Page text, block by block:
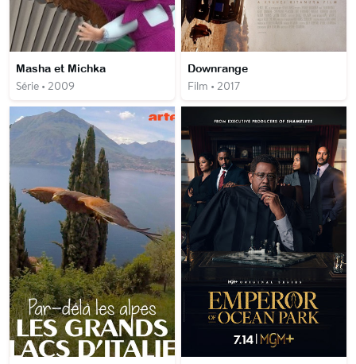
Masha et Michka
Série • 2009
Downrange
Film • 2017